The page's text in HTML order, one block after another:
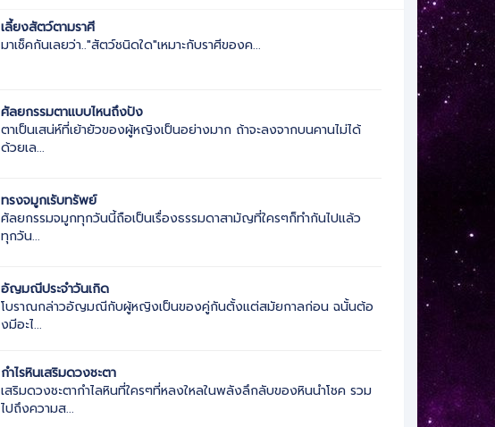
เลี้ยงสัตว์ตามราศี
มาเช็คกันเลยว่า.."สัตว์ชนิดใด"เหมาะกับราศีของค...
ศัลยกรรมตาแบบไหนถึงปัง
ตาเป็นเสน่ห์ที่เย้ายัวของผู้หญิงเป็นอย่างมาก ถ้าจะลงจากบนคานไม่ได้
ด้วยเล...
ทรงจมูกเรับทรัพย์
ศัลยกรรมจมูกทุกวันนี้ถือเป็นเรื่องธรรมดาสามัญที่ใครๆก็ทำกันไปแล้ว
ทุกวัน...
อัญมณีประจำวันเกิด
โบราณกล่าวอัญมณีกับผู้หญิงเป็นของคู่กันตั้งแต่สมัยกาลก่อน ฉนั้นต้อ
งมีอะไ...
กำไรหินเสริมดวงชะตา
เสริมดวงชะตากำไลหินที่ใครๆที่หลงใหลในพลังลึกลับของหินนำโชค รวม
ไปถึงความส...